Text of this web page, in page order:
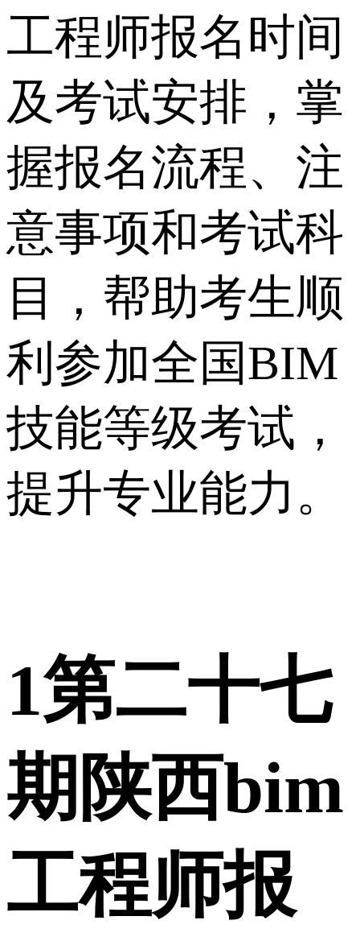
工程师报名时间
及考试安排，掌
握报名流程、注
意事项和考试科
目，帮助考生顺
利参加全国BIM
技能等级考试，
提升专业能力。
1第二十七
期陕西bim
工程师报